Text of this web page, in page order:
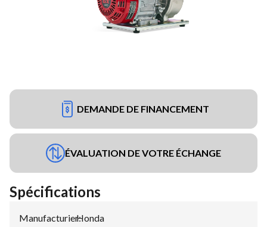
DEMANDE DE FINANCEMENT
ÉVALUATION DE VOTRE ÉCHANGE
Spécifications
Manufacturier:
Honda